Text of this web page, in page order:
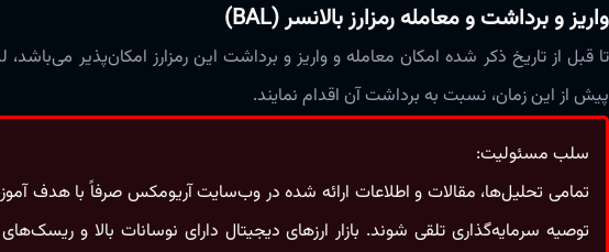
واریز و برداشت و معامله رمزارز بالانسر (BAL)
تا قبل از تاریخ ذکر شده امکان معامله و واریز و برداشت این رمزارز امکان‌پذیر
پیش از این زمان، نسبت به برداشت آن اقدام نمایند.
سلب مسئولیت:
تمامی تحلیل‌ها، مقالات و اطلاعات ارائه شده در وب‌سایت آریومکس صرفاً با هدف
توصیه سرمایه‌گذاری تلقی شوند. بازار ارزهای دیجیتال دارای نوسانات بالا و